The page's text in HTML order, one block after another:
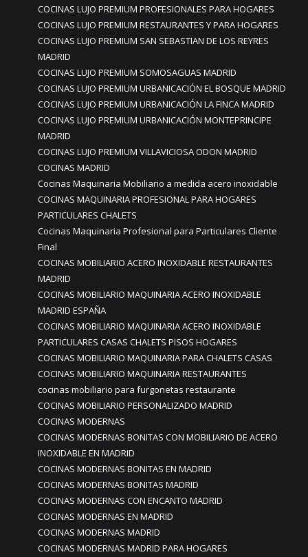
COCINAS LUJO PREMIUM PROFESIONALES PARA HOGARES
COCINAS LUJO PREMIUM RESTAURANTES Y PARA HOGARES
COCINAS LUJO PREMIUM SAN SEBASTIAN DE LOS REYRES
MADRID
COCINAS LUJO PREMIUM SOMOSAGUAS MADRID
COCINAS LUJO PREMIUM URBANICACIÓN EL BOSQUE MADRID
COCINAS LUJO PREMIUM URBANICACIÓN LA FINCA MADRID
COCINAS LUJO PREMIUM URBANICACIÓN MONTEPRINCIPE
MADRID
COCINAS LUJO PREMIUM VILLAVICIOSA ODON MADRID
COCINAS MADRID
Cocinas Maquinaria Mobiliario a medida acero inoxidable
COCINAS MAQUINARIA PROFESIONAL PARA HOGARES
PARTICULARES CHALETS
Cocinas Maquinaria Profesional para Particulares Cliente
Final
COCINAS MOBILIARIO ACERO INOXIDABLE RESTAURANTES
MADRID
COCINAS MOBILIARIO MAQUINARIA ACERO INOXIDABLE
MADRID ESPAÑA
COCINAS MOBILIARIO MAQUINARIA ACERO INOXIDABLE
PARTICULARES CASAS CHALETS PISOS HOGARES
COCINAS MOBILIARIO MAQUINARIA PARA CHALETS CASAS
COCINAS MOBILIARIO MAQUINARIA RESTAURANTES
cocinas mobiliario para furgonetas restaurante
COCINAS MOBILIARIO PERSONALIZADO MADRID
COCINAS MODERNAS
COCINAS MODERNAS BONITAS CON MOBILIARIO DE ACERO
INOXIDABLE EN MADRID
COCINAS MODERNAS BONITAS EN MADRID
COCINAS MODERNAS BONITAS MADRID
COCINAS MODERNAS CON ENCANTO MADRID
COCINAS MODERNAS EN MADRID
COCINAS MODERNAS MADRID
COCINAS MODERNAS MADRID PARA HOGARES